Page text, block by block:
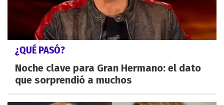
¿QUÉ PASÓ?
Noche clave para Gran Hermano: el dato
que sorprendió a muchos